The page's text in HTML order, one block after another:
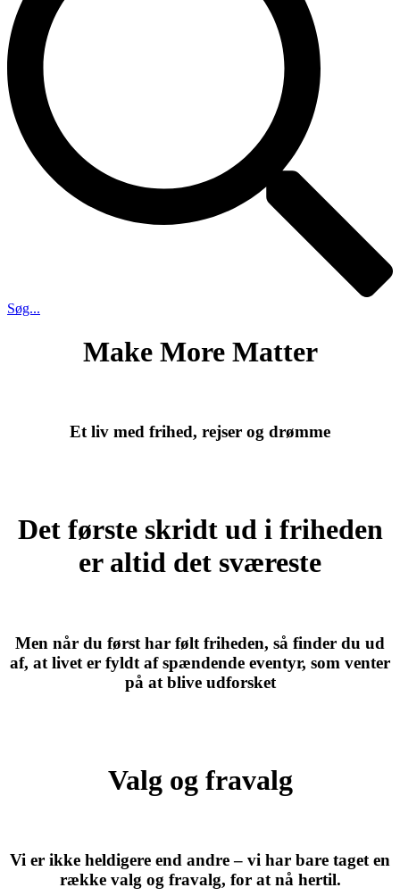
Søg...
Make More Matter
Et liv med frihed, rejser og drømme
Det første skridt ud i friheden
er altid det sværeste
Men når du først har følt friheden, så finder du ud
af, at livet er fyldt af spændende eventyr, som venter
på at blive udforsket
Valg og fravalg
Vi er ikke heldigere end andre – vi har bare taget en
række valg og fravalg, for at nå hertil.